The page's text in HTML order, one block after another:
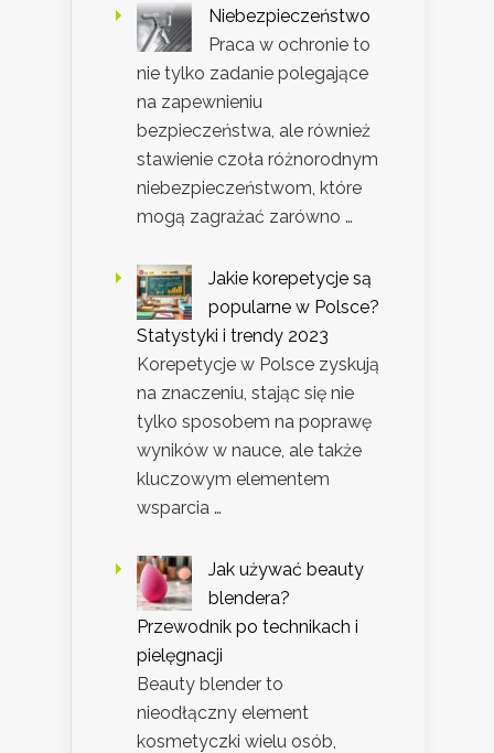
Niebezpieczeństwo
Praca w ochronie to
nie tylko zadanie polegające
na zapewnieniu
bezpieczeństwa, ale również
stawienie czoła różnorodnym
niebezpieczeństwom, które
mogą zagrażać zarówno …
Jakie korepetycje są
popularne w Polsce?
Statystyki i trendy 2023
Korepetycje w Polsce zyskują
na znaczeniu, stając się nie
tylko sposobem na poprawę
wyników w nauce, ale także
kluczowym elementem
wsparcia …
Jak używać beauty
blendera?
Przewodnik po technikach i
pielęgnacji
Beauty blender to
nieodłączny element
kosmetyczki wielu osób,